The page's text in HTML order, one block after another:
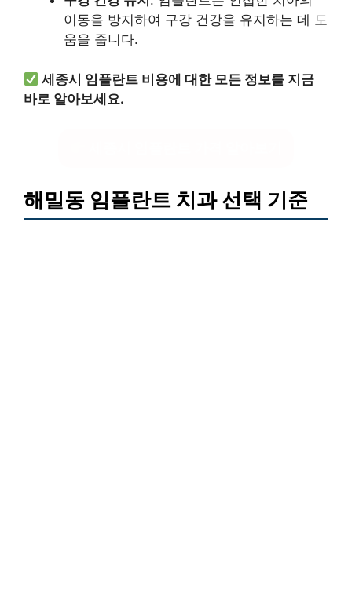
이동을 방지하여 구강 건강을 유지하는 데 도
움을 줍니다.
세종시 임플란트 비용에 대한 모든 정보를 지금
바로 알아보세요.
해밀동 임플란트 치과 선택 기준